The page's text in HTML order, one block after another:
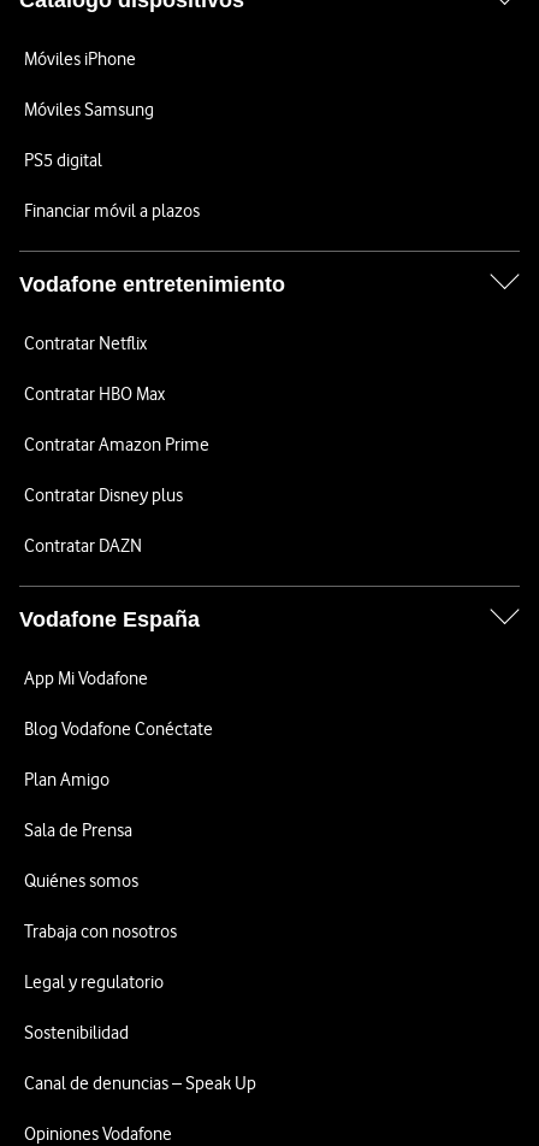
Móviles iPhone
Móviles Samsung
PS5 digital
Financiar móvil a plazos
Vodafone entretenimiento
Contratar Netflix
Contratar HBO Max
Contratar Amazon Prime
Contratar Disney plus
Contratar DAZN
Vodafone España
App Mi Vodafone
Blog Vodafone Conéctate
Plan Amigo
Sala de Prensa
Quiénes somos
Trabaja con nosotros
Legal y regulatorio
Sostenibilidad
Canal de denuncias – Speak Up
Opiniones Vodafone